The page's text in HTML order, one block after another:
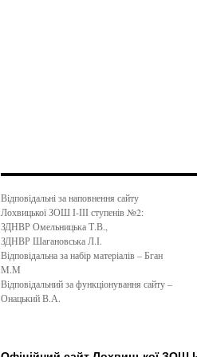
Відповідальні за наповнення сайту
Лохвицької ЗОШ І-ІІІ ступенів №2:
ЗДНВР Омельницька Т.В.,
ЗДНВР Шагановська Л.І.
Відповідальна за набір матеріалів – Бган
М.М
Відповідальний за функціонування сайту –
Онацький В.А.